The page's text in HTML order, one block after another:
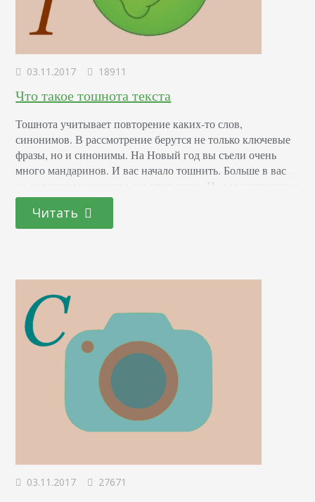
03.11.2017 18911
Что такое тошнота текста
Тошнота учитывает повторение каких-то слов,
синонимов. В рассмотрение берутся не только ключевые
фразы, но и синонимы. На Новый год вы съели очень
много мандаринов. И вас начало тошнить. Больше в вас
не лезут ни мандарины, ни апельсины. На все цитрусовые
рвотный рефлекс. Манадаринов оказалось слишком
много. Если считать мандарином какое-то слово со всеми
синонимами, то в тексте это и будет…
Читать
03.11.2017 27671